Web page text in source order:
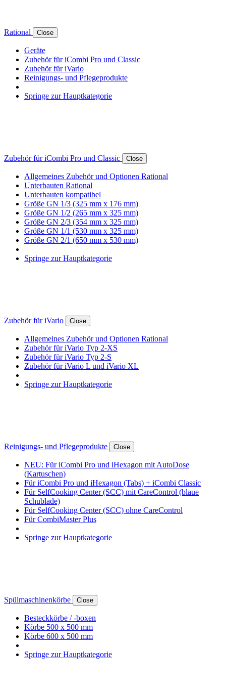
Rational Close
Geräte
Zubehör für iCombi Pro und Classic
Zubehör für iVario
Reinigungs- und Pflegeprodukte
Springe zur Hauptkategorie
Zubehör für iCombi Pro und Classic Close
Allgemeines Zubehör und Optionen Rational
Unterbauten Rational
Unterbauten kompatibel
Größe GN 1/3 (325 mm x 176 mm)
Größe GN 1/2 (265 mm x 325 mm)
Größe GN 2/3 (354 mm x 325 mm)
Größe GN 1/1 (530 mm x 325 mm)
Größe GN 2/1 (650 mm x 530 mm)
Springe zur Hauptkategorie
Zubehör für iVario Close
Allgemeines Zubehör und Optionen Rational
Zubehör für iVario Typ 2-XS
Zubehör für iVario Typ 2-S
Zubehör für iVario L und iVario XL
Springe zur Hauptkategorie
Reinigungs- und Pflegeprodukte Close
NEU: Für iCombi Pro und iHexagon mit AutoDose
(Kartuschen)
Für iCombi Pro und iHexagon (Tabs) + iCombi Classic
Für SelfCooking Center (SCC) mit CareControl (blaue
Schublade)
Für SelfCooking Center (SCC) ohne CareControl
Für CombiMaster Plus
Springe zur Hauptkategorie
Spülmaschinenkörbe Close
Besteckkörbe / -boxen
Körbe 500 x 500 mm
Körbe 600 x 500 mm
Springe zur Hauptkategorie